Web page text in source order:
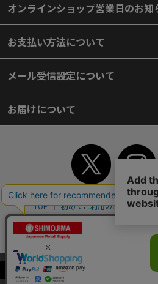
当サイトはクッキー（Cookie）を使用して
だける場合は「OK」をクリックしてください
オンラインショップ営業日のお知
お支払い方法について
メール受信設定について
お届けについて
TOP 初めてご利用のお客様へ
個人情報保護方針
よくあるご質問
WEBカタログ
Copyright© 2018 SHIMOJIMA